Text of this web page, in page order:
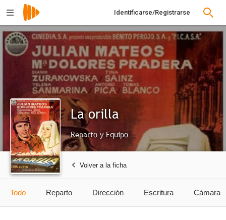
Identificarse/Registrarse
La orilla
Reparto y Equipo
Volver a la ficha
Todo Reparto Dirección Escritura Cámara